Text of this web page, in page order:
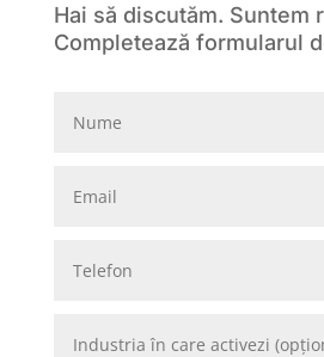
Hai să discutăm. Suntem
Completează formularul